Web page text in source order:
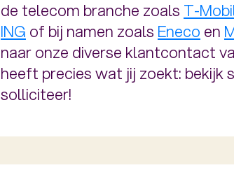
de telecom branche zoals T-
ING of bij namen zoals Eneco en
naar onze diverse klantcontact
heeft precies wat jij zoekt: bekijk
solliciteer!